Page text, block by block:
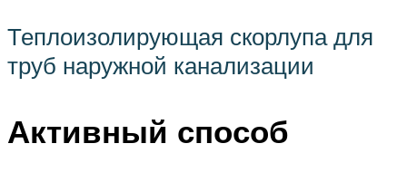
Теплоизолирующая скорлупа для
труб наружной канализации
Активный способ